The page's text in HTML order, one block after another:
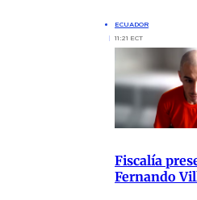
ECUADOR
11:21 ECT
Fiscalía
Fernando